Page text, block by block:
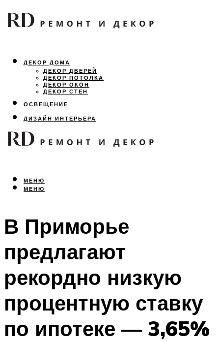
ДЕКОР ДОМА
ДЕКОР ДВЕРЕЙ
ДЕКОР ПОТОЛКА
ДЕКОР ОКОН
ДЕКОР СТЕН
ОСВЕЩЕНИЕ
ДИЗАЙН ИНТЕРЬЕРА
ЛАНДШАФТНЫЙ ДИЗАЙН
ВСЕ ПРО РЕМОНТ
МЕНЮ
МЕНЮ
В Приморье
предлагают
рекордно низкую
процентную ставку
по ипотеке — 3,65%